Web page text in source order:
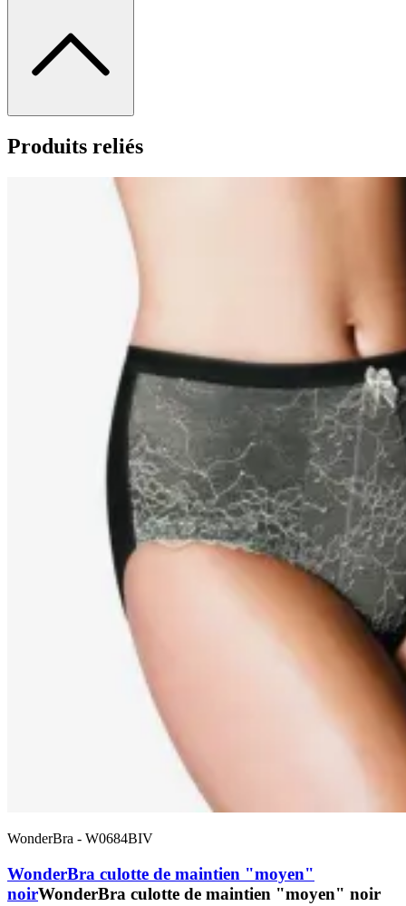
Produits reliés
WonderBra - W0684BIV
WonderBra culotte de maintien "moyen"
noirWonderBra culotte de maintien "moyen" noir